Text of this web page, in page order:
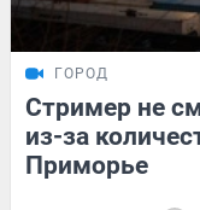
ГОРОД
Стример не
из-за
Приморье